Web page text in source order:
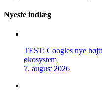
Nyeste indlæg
TEST: Googles nye
økosystem
7. august 2026